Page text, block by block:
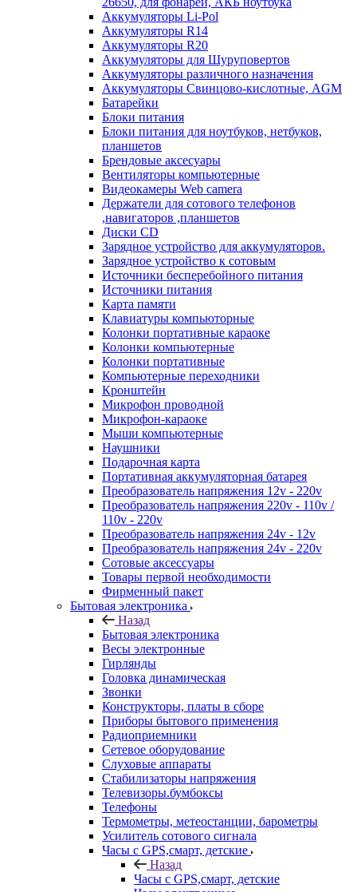
Аккумуляторы Li-Pol
Аккумуляторы R14
Аккумуляторы R20
Аккумуляторы для Шуруповертов
Аккумуляторы различного назначения
Аккумуляторы Свинцово-кислотные, AGM
Батарейки
Блоки питания
Блоки питания для ноутбуков, нетбуков,
планшетов
Брендовые аксесуары
Вентиляторы компьютерные
Видеокамеры Web camera
Держатели для сотового телефонов
,навигаторов ,планшетов
Диски CD
Зарядное устройство для аккумуляторов.
Зарядное устройство к сотовым
Источники бесперебойного питания
Источники питания
Карта памяти
Клавиатуры компьюторные
Колонки портативные караоке
Колонки компьютерные
Колонки портативные
Компьютерные переходники
Кронштейн
Микрофон проводной
Микрофон-караоке
Мыши компьютерные
Наушники
Подарочная карта
Портативная аккумуляторная батарея
Преобразователь напряжения 12v - 220v
Преобразователь напряжения 220v - 110v /
110v - 220v
Преобразователь напряжения 24v - 12v
Преобразователь напряжения 24v - 220v
Сотовые аксессуары
Товары первой необходимости
Фирменный пакет
Бытовая электроника
Назад
Бытовая электроника
Весы электронные
Гирлянды
Головка динамическая
Звонки
Конструкторы, платы в сборе
Приборы бытового применения
Радиоприемники
Сетевое оборудование
Слуховые аппараты
Стабилизаторы напряжения
Телевизоры.бумбоксы
Телефоны
Термометры, метеостанции, барометры
Усилитель сотового сигнала
Часы с GPS,смарт, детские
Назад
Часы с GPS,смарт, детские